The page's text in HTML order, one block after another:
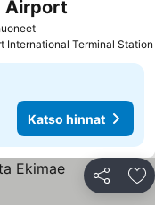
Katso hinnat
Airport
International Terminal Station
Katso hinnat
Jaa